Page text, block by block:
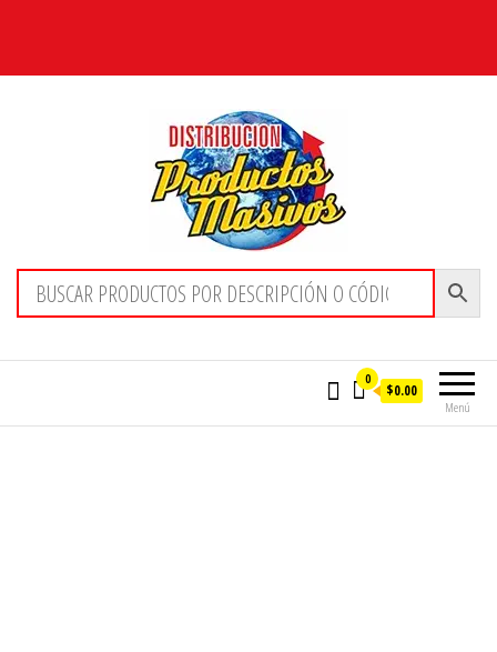
Distribucion Masiva
Menú
0
$0.00